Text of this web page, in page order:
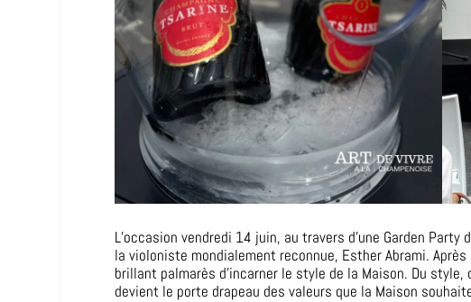
L’occasion vendredi 14 juin, au travers d’une Garden
la violoniste mondialement reconnue, Esther Abrami.
brillant palmarès d’incarner le style de la Maison. Du
devient le porte drapeau des valeurs que la Maison